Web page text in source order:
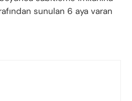
sunulan 6 aya varan